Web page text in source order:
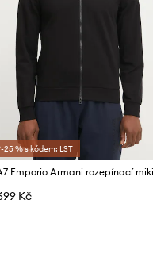
25 % s kódem: LST
Kč